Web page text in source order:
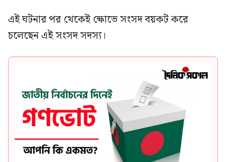
এই ঘটনার পর থেকেই ক্ষোভে সংসদ বয়কট করে
চলেছেন এই সংসদ সদস্য।